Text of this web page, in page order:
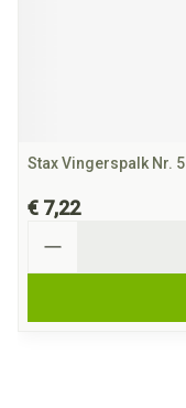
Stax Vingerspalk Nr. 5
€ 7,22